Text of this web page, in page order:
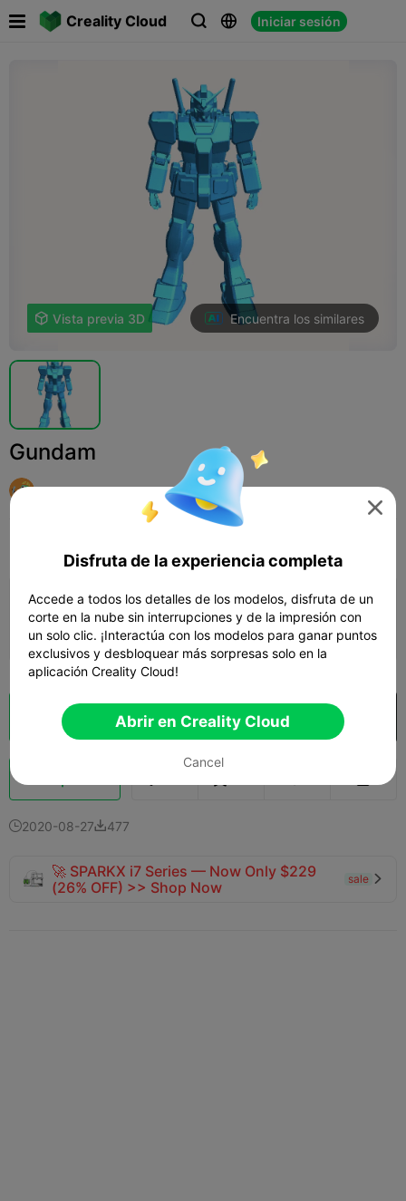
Creality Cloud   Iniciar sesión
 Vista previa 3D Encuentra los similares
Gundam
user9078534343
 Añadir configuración de impresión
Gana más puntos
Laminador en la nube Abrir en Creality Cloud
2020-08-27477
🚀 SPARKX i7 Series — Now Only $229
(26% OFF) >> Shop Now
sale 

Disfruta de la experiencia completa
Accede a todos los detalles de los modelos, disfruta de un
corte en la nube sin interrupciones y de la impresión con
un solo clic. ¡Interactúa con los modelos para ganar puntos
exclusivos y desbloquear más sorpresas solo en la
aplicación Creality Cloud!
Abrir en Creality Cloud
Cancel